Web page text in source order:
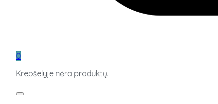
0
Krepšelyje nėra produktų.